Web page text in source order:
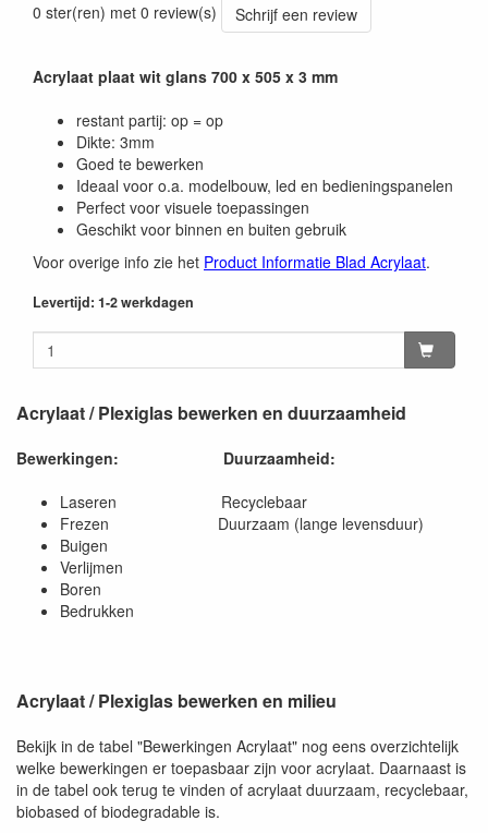
0 ster(ren) met 0 review(s)
Schrijf een review
Acrylaat plaat wit glans 700 x 505 x 3 mm
restant partij: op = op
Dikte: 3mm
Goed te bewerken
Ideaal voor o.a. modelbouw, led en bedieningspanelen
Perfect voor visuele toepassingen
Geschikt voor binnen en buiten gebruik
Voor overige info zie het Product Informatie Blad Acrylaat.
Levertijd: 1-2 werkdagen
Acrylaat / Plexiglas bewerken en duurzaamheid
Bewerkingen:
Duurzaamheid:
Laseren Recyclebaar
Frezen Duurzaam (lange levensduur)
Buigen
Verlijmen
Boren
Bedrukken
Acrylaat / Plexiglas bewerken en milieu
Bekijk in de tabel "Bewerkingen Acrylaat" nog eens overzichtelijk
welke bewerkingen er toepasbaar zijn voor acrylaat. Daarnaast is
in de tabel ook terug te vinden of acrylaat duurzaam, recyclebaar,
biobased of biodegradable is.